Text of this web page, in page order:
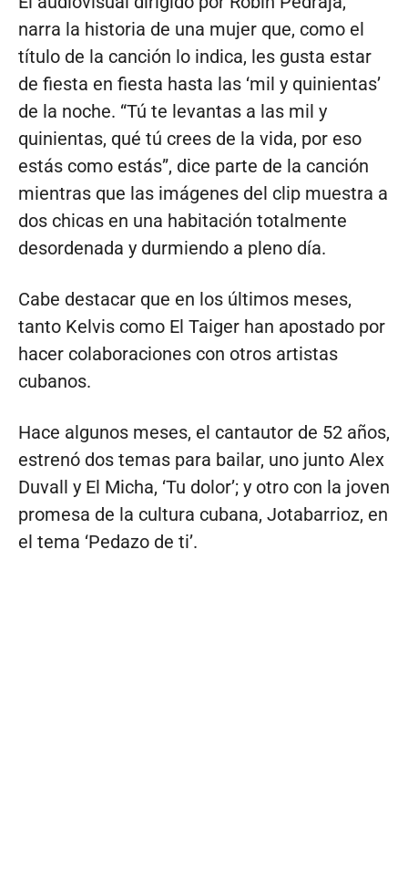
narra la historia de una mujer que, como el
título de la canción lo indica, les gusta estar
de fiesta en fiesta hasta las ‘mil y quinientas’
de la noche. “Tú te levantas a las mil y
quinientas, qué tú crees de la vida, por eso
estás como estás”, dice parte de la canción
mientras que las imágenes del clip muestra a
dos chicas en una habitación totalmente
desordenada y durmiendo a pleno día.
Cabe destacar que en los últimos meses,
tanto Kelvis como El Taiger han apostado por
hacer colaboraciones con otros artistas
cubanos.
Hace algunos meses, el cantautor de 52 años,
estrenó dos temas para bailar, uno junto Alex
Duvall y El Micha, ‘Tu dolor’; y otro con la joven
promesa de la cultura cubana, Jotabarrioz, en
el tema ‘Pedazo de ti’.